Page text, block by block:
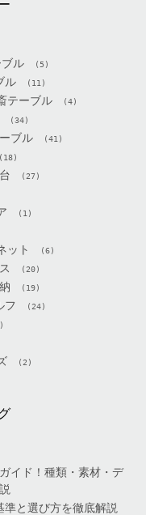
ル (5)
ル (11)
テーブル (4)
(34)
ブル (41)
(18)
(27)
(1)
ット (6)
(20)
(19)
フ (24)
(2)
イド！種類・素材・デ
と選び方を徹底解説